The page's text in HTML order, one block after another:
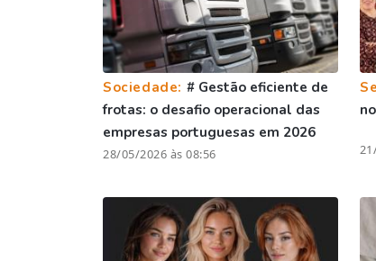
Sociedade: # Gestão eficiente de
frotas: o desafio operacional das
empresas portuguesas em 2026
28/05/2026 às 08:56